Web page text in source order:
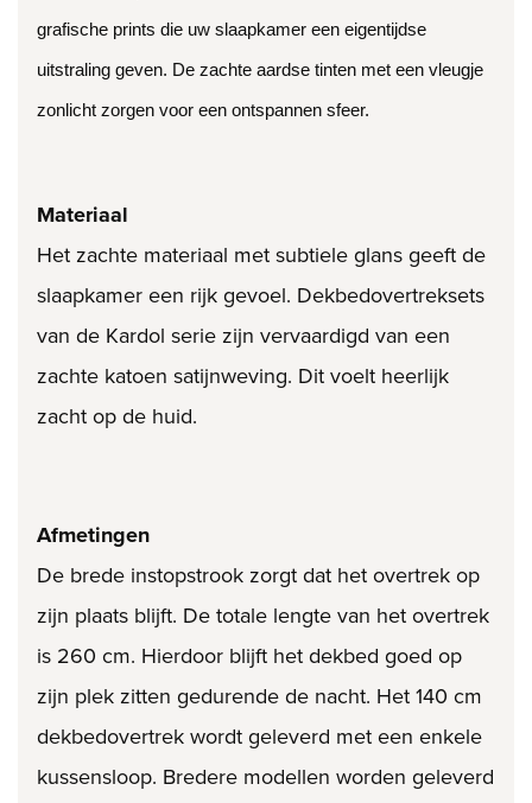
grafische prints die uw slaapkamer een eigentijdse
uitstraling geven. De zachte aardse tinten met een vleugje
zonlicht zorgen voor een ontspannen sfeer.
Materiaal
Het zachte materiaal met subtiele glans geeft de
slaapkamer een rijk gevoel. Dekbedovertreksets
van de Kardol serie zijn vervaardigd van een
zachte katoen satijnweving. Dit voelt heerlijk
zacht op de huid.
Afmetingen
De brede instopstrook zorgt dat het overtrek op
zijn plaats blijft. De totale lengte van het overtrek
is 260 cm. Hierdoor blijft het dekbed goed op
zijn plek zitten gedurende de nacht. Het 140 cm
dekbedovertrek wordt geleverd met een enkele
kussensloop. Bredere modellen worden geleverd